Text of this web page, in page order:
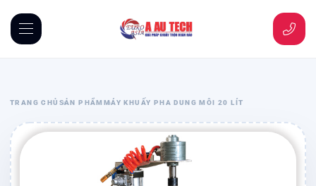
TRANG CHỦ SẢN PHẨM MÁY KHUẤY PHA DUNG MÔI 20 LÍT